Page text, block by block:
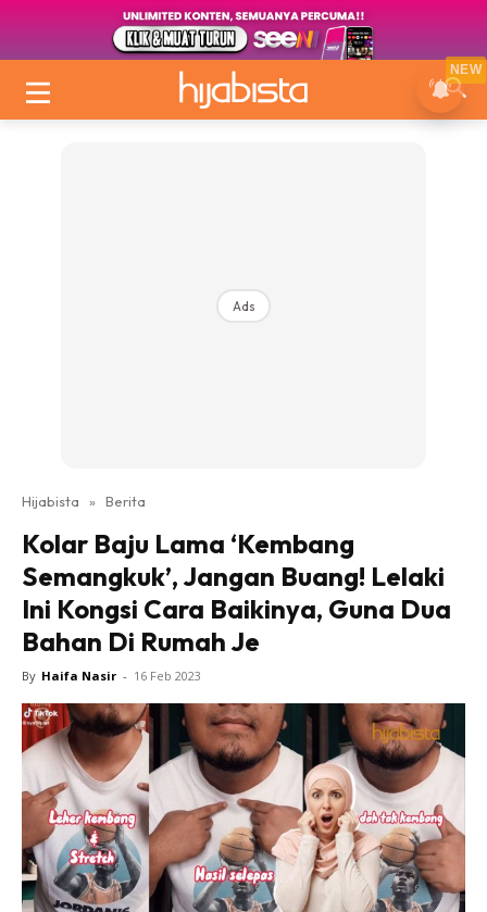
Ads
Hijabista » Berita
Kolar Baju Lama ‘Kembang
Semangkuk’, Jangan Buang! Lelaki
Ini Kongsi Cara Baikinya, Guna Dua
Bahan Di Rumah Je
By Haifa Nasir - 16 Feb 2023
NEW